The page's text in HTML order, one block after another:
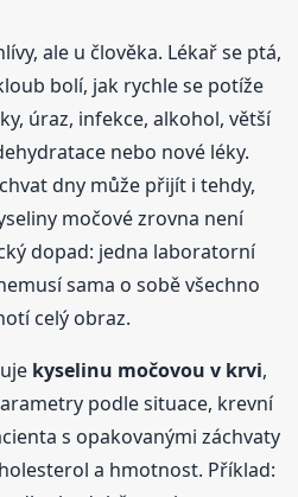
ale u člověka. Lékař se ptá,
bolí, jak rychle se potíže
úraz, infekce, alkohol, větší
nebo nové léky.
dny může přijít i tehdy,
močové zrovna není
dopad: jedna laboratorní
sama o sobě všechno
celý obraz.
kyselinu močovou v krvi,
podle situace, krevní
s opakovanými záchvaty
a hmotnost. Příklad: